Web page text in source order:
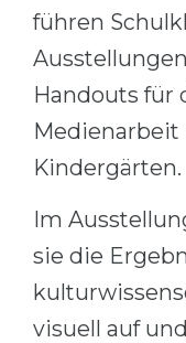
BOOK A
führen
Handouts für
Medienarbeit
Kindergärten.
Im
sie die
visuell auf